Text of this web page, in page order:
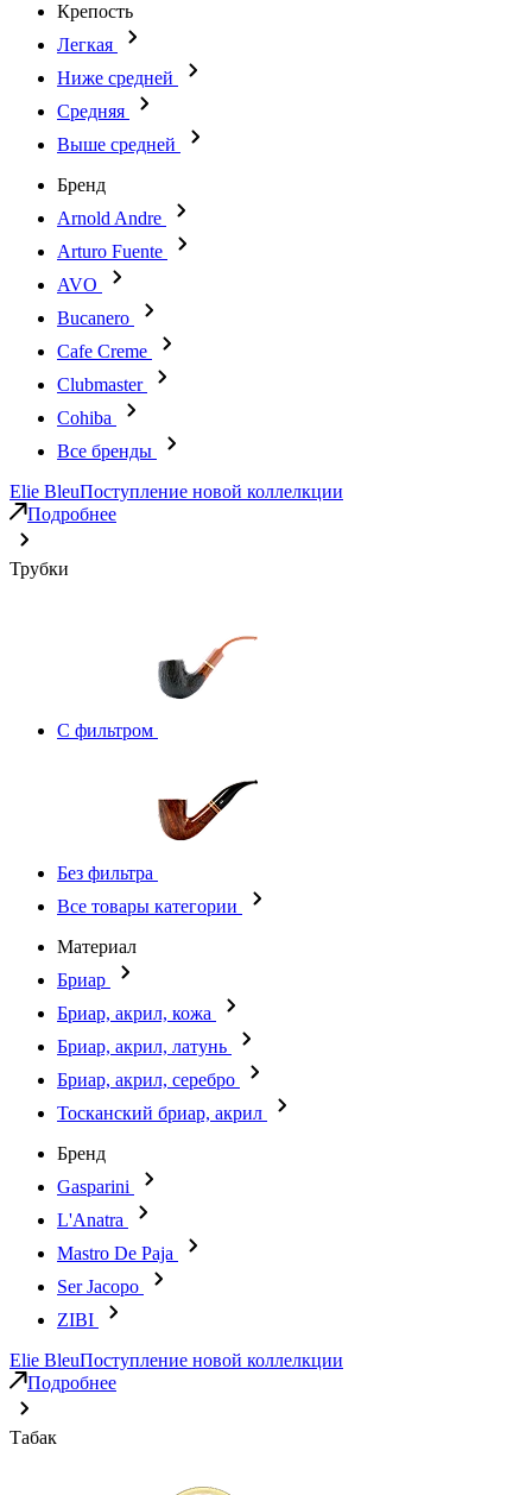
Крепость
Легкая
Ниже средней
Средняя
Выше средней
Бренд
Arnold Andre
Arturo Fuente
AVO
Bucanero
Cafe Creme
Clubmaster
Cohiba
Все бренды
Elie BleuПоступление новой коллелкции
Подробнее
Трубки
С фильтром
Без фильтра
Все товары категории
Материал
Бриар
Бриар, акрил, кожа
Бриар, акрил, латунь
Бриар, акрил, серебро
Тосканский бриар, акрил
Бренд
Gasparini
L'Anatra
Mastro De Paja
Ser Jacopo
ZIBI
Elie BleuПоступление новой коллелкции
Подробнее
Табак